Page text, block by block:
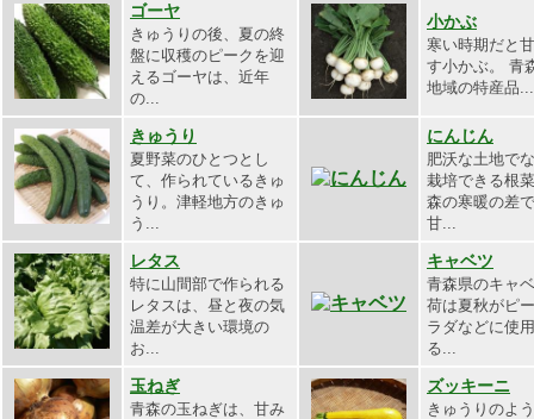
ゴーヤ
きゅうりの後、夏の終
盤に収穫のピークを迎
えるゴーヤは、近年
の...
小かぶ
寒い時期だと
す小かぶ。 青
地域の特産品...
きゅうり
夏野菜のひとつとし
て、作られているきゅ
うり。津軽地方のきゅ
う...
にんじん
肥沃な土地で
栽培できる根
森の寒暖の差
甘...
レタス
特に山間部で作られる
レタスは、昼と夜の気
温差が大きい環境の
お...
キャベツ
青森県のキャ
荷は夏秋がピ
ラダなどに使
る...
玉ねぎ
青森の玉ねぎは、甘み
ズッキーニ
きゅうりのよ